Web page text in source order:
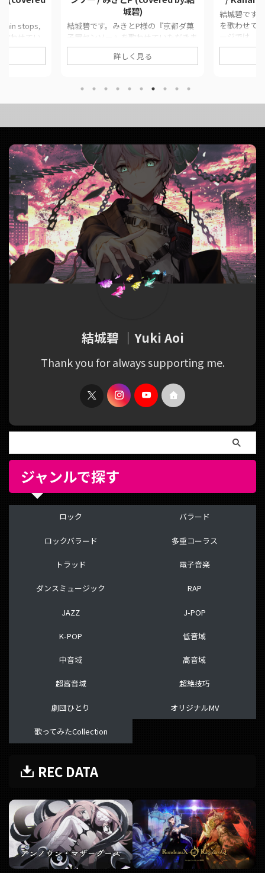
rain stops,
わせてい
センチメ
結城碧
/ におP
城碧)
結城碧です。みきとP様の『京都ダ菓
子屋センソー』を歌わせていただきま
した。 将来の夢は駄菓子屋経営で
す。 このページでは、に公開した歌
京都ダ菓子屋センソー / みきとP様
Vocal結城碧Mixおみそくん様
歌ってみた Collection 〜
ンク 【オリジナルMV】京都ダ菓子屋
センソー / みきとP (covered ...
詳しく見る
結城碧です
を歌わせて
ージでは、
の情報や公
by.結城碧)
us/
結城碧 ｜Yuki Aoi
Thank you for always supporting me.
ジャンルで探す
ロック
ロックバラード
トラッド
ダンスミュージック
JAZZ
K-POP
中音域
超高音域
劇団ひとり
歌ってみたCollection
バラード
多重コーラス
電子音楽
RAP
J-POP
低音域
高音域
超絶技巧
オリジナルMV
REC DATA